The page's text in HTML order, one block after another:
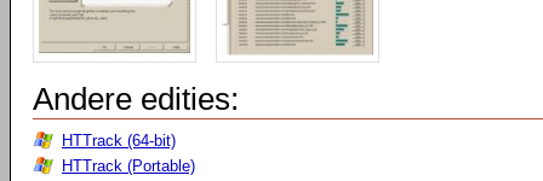
Andere edities:
HTTrack (64-bit)
HTTrack (Portable)